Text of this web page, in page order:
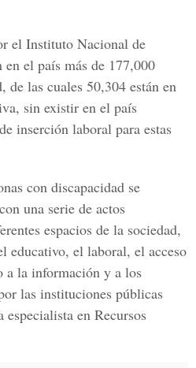
el Instituto Nacional de
el país más de 177,000
de las cuales 50,304 están en
sin existir en el país
inserción laboral para estas
con discapacidad se
una serie de actos
espacios de la sociedad,
educativo, el laboral, el acceso
a la información y a los
las instituciones públicas
en Recursos